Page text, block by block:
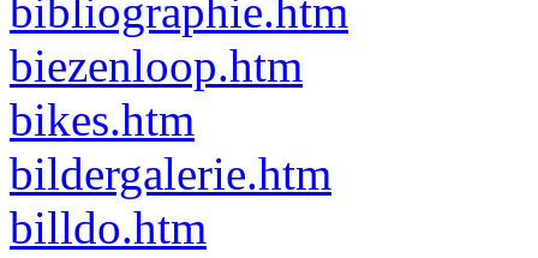
bibliographie.htm
biezenloop.htm
bikes.htm
bildergalerie.htm
billdo.htm